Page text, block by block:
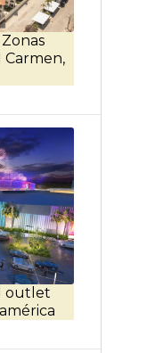
Carmen,
outlet